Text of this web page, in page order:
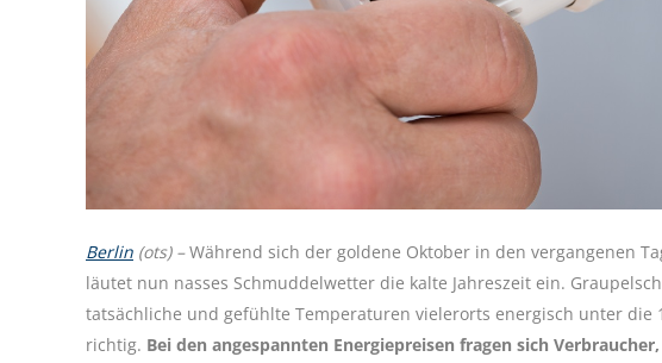
Berlin (ots) –Während sich der goldene Oktober in den vergangenen
läutet nun nasses Schmuddelwetter die kalte Jahreszeit ein.
tatsächliche und gefühlte Temperaturen vielerorts energisch unter die
richtig. Bei den angespannten Energiepreisen fragen sich